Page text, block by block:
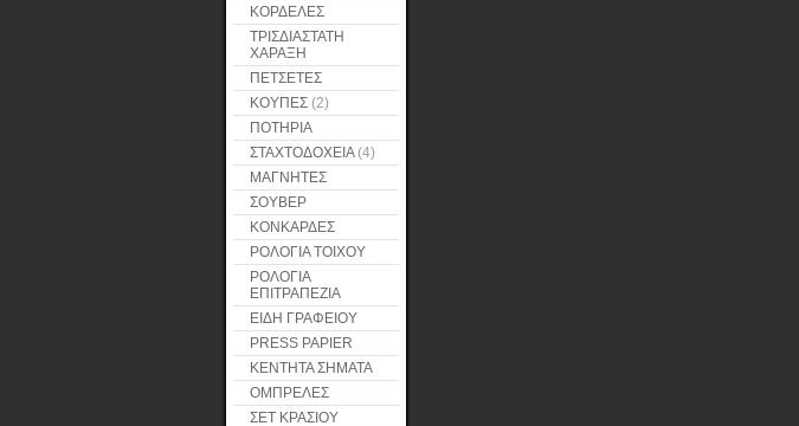
ΚΟΡΔΕΛΕΣ
ΤΡΙΣΔΙΑΣΤΑΤΗ
ΧΑΡΑΞΗ
ΠΕΤΣΕΤΕΣ
ΚΟΥΠΕΣ (2)
ΠΟΤΗΡΙΑ
ΣΤΑΧΤΟΔΟΧΕΙΑ(4)
ΜΑΓΝΗΤΕΣ
ΣΟΥΒΕΡ
ΚΟΝΚΑΡΔΕΣ
ΡΟΛΟΓΙΑ ΤΟΙΧΟΥ
ΡΟΛΟΓΙΑ
ΕΠΙΤΡΑΠΕΖΙΑ
ΕΙΔΗ ΓΡΑΦΕΙΟΥ
PRESS PAPIER
ΚΕΝΤΗΤΑ ΣΗΜΑΤΑ
ΟΜΠΡΕΛΕΣ
ΣΕΤ ΚΡΑΣΙΟΥ